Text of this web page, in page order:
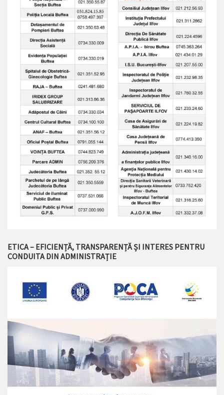
ETICA – EFICIENȚĂ, TRANSPARENȚĂ ȘI INTERES PENTRU
CONDUITA DIN ADMINISTRAȚIE